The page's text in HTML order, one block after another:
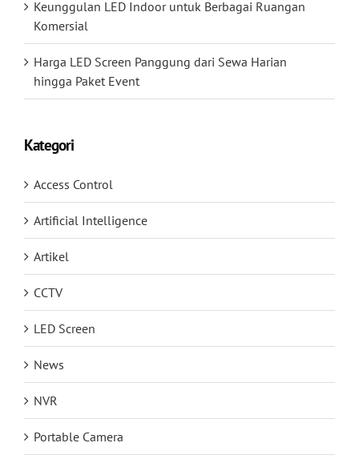
Keunggulan LED Indoor untuk Berbagai Ruangan
Komersial
Harga LED Screen Panggung dari Sewa Harian
hingga Paket Event
Kategori
Access Control
Artificial Intelligence
Artikel
CCTV
LED Screen
News
NVR
Portable Camera